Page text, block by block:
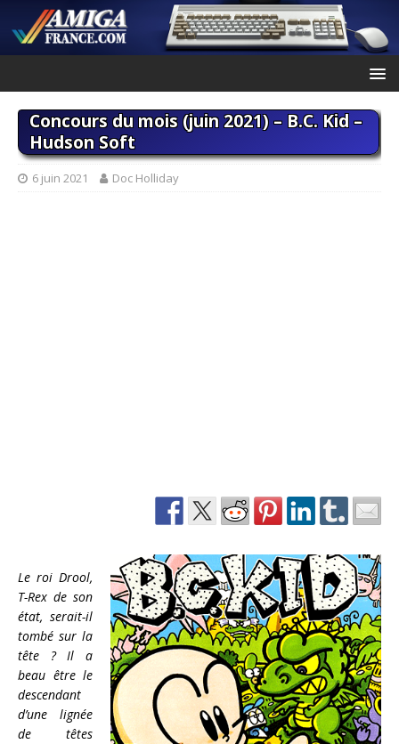
Concours du mois (juin 2021) – B.C. Kid –
Hudson Soft
6 juin 2021 Doc Holliday
Le roi Drool,
T-Rex de son
état, serait-il
tombé sur la
tête ? Il a
beau être le
descendant
d’une lignée
de têtes